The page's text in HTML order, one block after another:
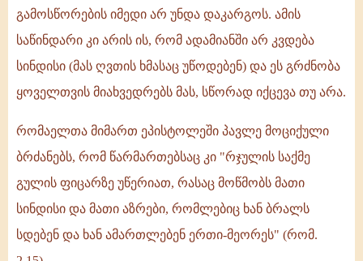
გამოსწორების იმედი არ უნდა დაკარგოს. ამის
საწინდარი კი არის ის, რომ ადამიანში არ კვდება
სინდისი (მას ღვთის ხმასაც უწოდებენ) და ეს გრძნობა
ყოველთვის მიახვედრებს მას, სწორად იქცევა თუ არა.
რომაელთა მიმართ ეპისტოლეში პავლე მოციქული
ბრძანებს, რომ წარმართებსაც კი "რჯულის საქმე
გულის ფიცარზე უწერიათ, რასაც მოწმობს მათი
სინდისი და მათი აზრები, რომლებიც ხან ბრალს
სდებენ და ხან ამართლებენ ერთი-მეორეს" (რომ.